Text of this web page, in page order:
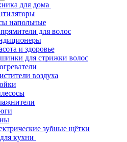
для дома
напольные
для волос
и здоровье
для стрижки волос
воздуха
зубные щётки
кухни